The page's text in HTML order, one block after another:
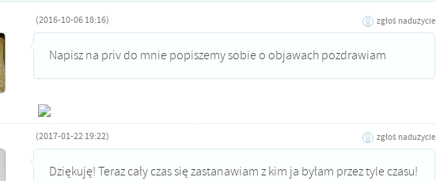
(2016-10-06 18:16) zgłoś nadużycie
Napisz na priv do mnie popiszemy sobie o objawach pozdrawiam
(2017-01-22 19:22) zgłoś nadużycie
Dziękuję! Teraz cały czas się zastanawiam z kim ja byłam przez tyle czasu!